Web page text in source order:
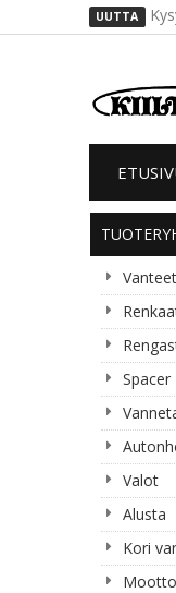
UUTTA
Vanteet
Spacer
Valot
Alusta
Kori